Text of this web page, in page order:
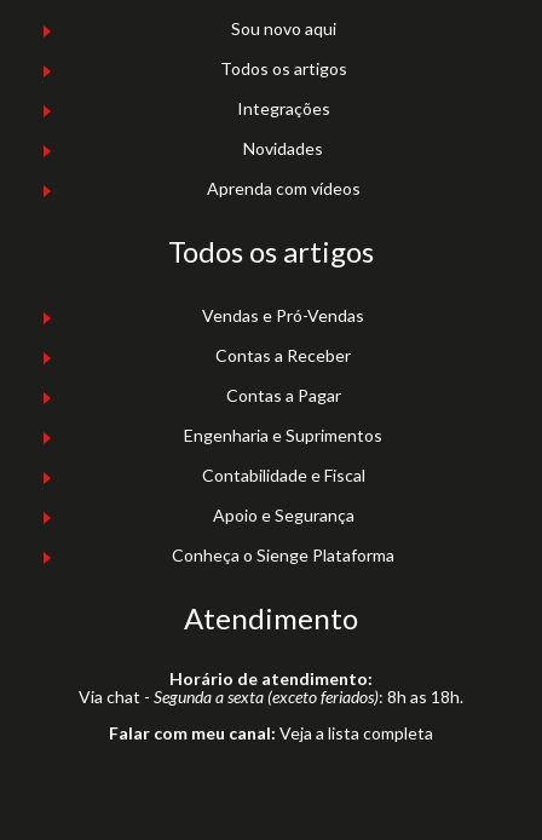
Sou novo aqui
Todos os artigos
Integrações
Novidades
Aprenda com vídeos
Todos os artigos
Vendas e Pró-Vendas
Contas a Receber
Contas a Pagar
Engenharia e Suprimentos
Contabilidade e Fiscal
Apoio e Segurança
Conheça o Sienge Plataforma
Atendimento
Horário de atendimento:
Via chat - Segunda a sexta (exceto feriados): 8h as 18h.
Falar com meu canal: Veja a lista completa